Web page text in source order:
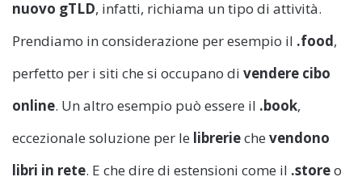
nuovo gTLD, infatti, richiama un tipo di attività.
Prendiamo in considerazione per esempio il .food,
perfetto per i siti che si occupano di vendere cibo
online. Un altro esempio può essere il .book,
eccezionale soluzione per le librerieche vendono
libri in rete. E che dire di estensioni come il .storeo